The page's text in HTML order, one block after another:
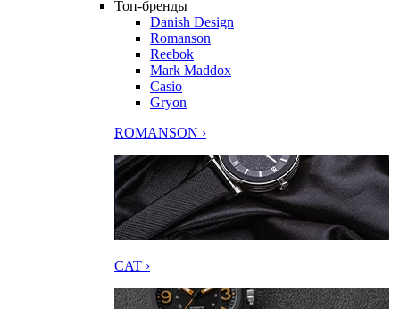
Топ-бренды
Danish Design
Romanson
Reebok
Mark Maddox
Casio
Gryon
ROMANSON ›
CAT ›